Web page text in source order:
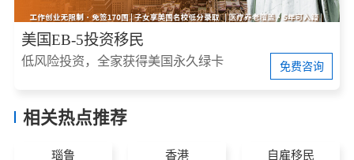
美国EB-5投资移民
低风险投资，全家获得美国永久绿卡 免费咨询
相关热点推荐
瑙鲁 香港 自雇移民